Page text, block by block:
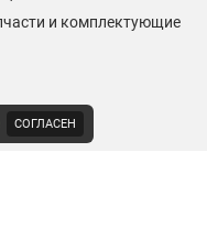
и комплектующие
СОГЛАСЕН